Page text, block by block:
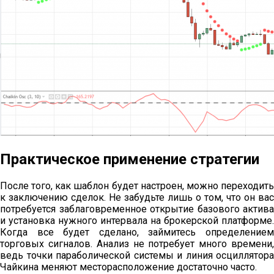
Практическое применение стратегии
После того, как шаблон будет настроен, можно переходить
к заключению сделок. Не забудьте лишь о том, что он вас
потребуется заблаговременное открытие базового актива
и установка нужного интервала на брокерской платформе.
Когда все будет сделано, займитесь определением
торговых сигналов. Анализ не потребует много времени,
ведь точки параболической системы и линия осциллятора
Чайкина меняют месторасположение достаточно часто.